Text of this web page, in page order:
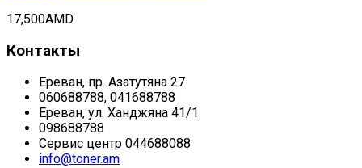
17,500AMD
Контакты
Ереван, пр. Азатутяна 27
060688788, 041688788
Ереван, ул. Ханджяна 41/1
098688788
Сервис центр 044688088
info@toner.am